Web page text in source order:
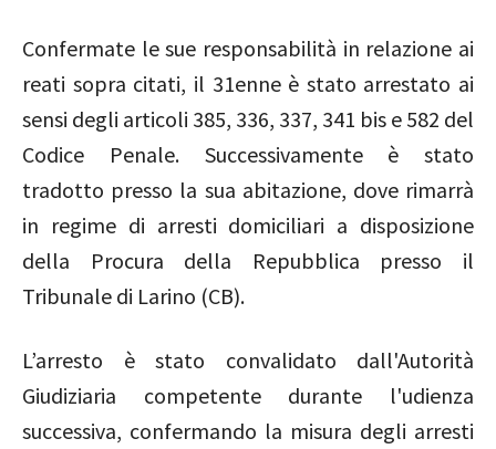
Confermate le sue responsabilità in relazione ai
reati sopra citati, il 31enne è stato arrestato ai
sensi degli articoli 385, 336, 337, 341 bis e 582 del
Codice Penale. Successivamente è stato
tradotto presso la sua abitazione, dove rimarrà
in regime di arresti domiciliari a disposizione
della Procura della Repubblica presso il
Tribunale di Larino (CB).
L’arresto è stato convalidato dall'Autorità
Giudiziaria competente durante l'udienza
successiva, confermando la misura degli arresti